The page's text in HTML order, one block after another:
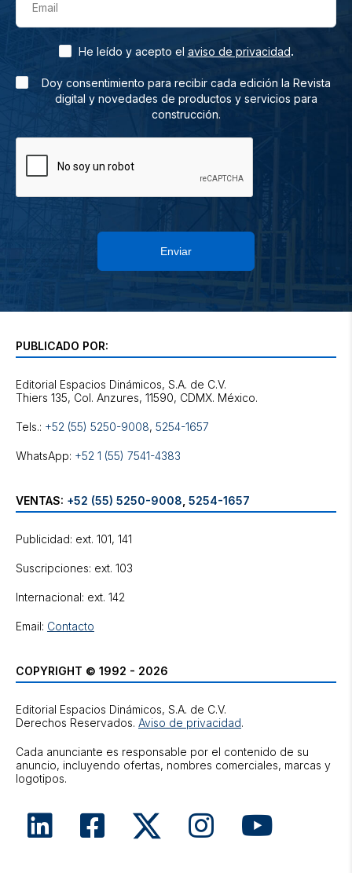
Email
He leído y acepto el aviso de privacidad.
Doy consentimiento para recibir cada edición la Revista
digital y novedades de productos y servicios para
construcción.
Enviar
PUBLICADO POR:
Editorial Espacios Dinámicos, S.A. de C.V.
Tels.: +52 (55) 5250-9008, 5254-1657
WhatsApp: +52 1 (55) 7541-4383
VENTAS: +52 (55) 5250-9008 5254-1657
Publicidad: ext. 101, 141
Suscripciones: ext. 103
Internacional: ext. 142
Email: Contacto
COPYRIGHT © 1992 - 2026
Editorial Espacios Dinámicos, S.A. de C.V.
Derechos Reservados. Aviso de privacidad.
Cada anunciante es responsable por el contenido de su
anuncio, incluyendo ofertas, nombres comerciales, marcas y
logotipos.